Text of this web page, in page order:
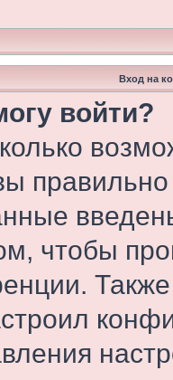
Вход на
войти?
чтобы